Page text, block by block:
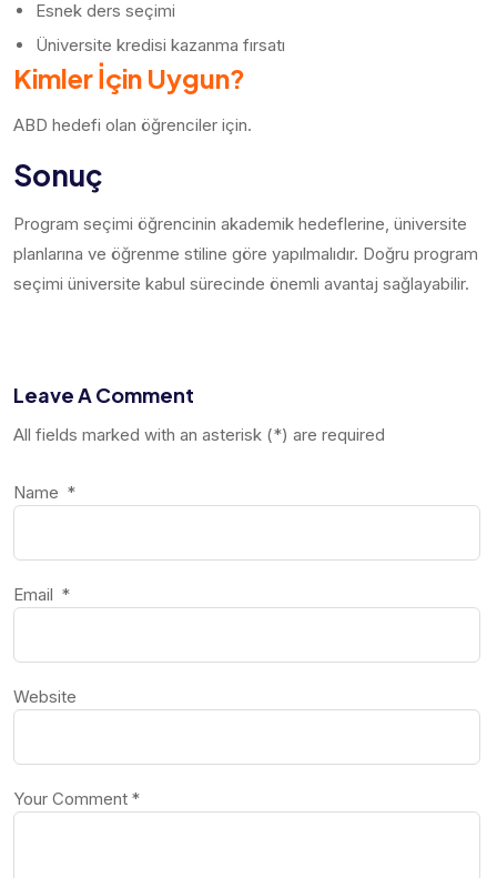
Esnek ders seçimi
Üniversite kredisi kazanma fırsatı
Kimler İçin Uygun?
ABD hedefi olan öğrenciler için.
Sonuç
Program seçimi öğrencinin akademik hedeflerine, üniversite
planlarına ve öğrenme stiline göre yapılmalıdır. Doğru program
seçimi üniversite kabul sürecinde önemli avantaj sağlayabilir.
Leave A Comment
All fields marked with an asterisk (*) are required
Name *
Email *
Website
Your Comment *